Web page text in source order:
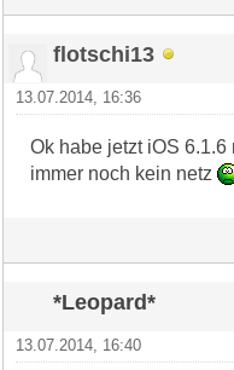
flotschi13
13.07.2014, 16:36
Ok habe jetzt iOS
immer noch kein netz
*Leopard*
13.07.2014, 16:40